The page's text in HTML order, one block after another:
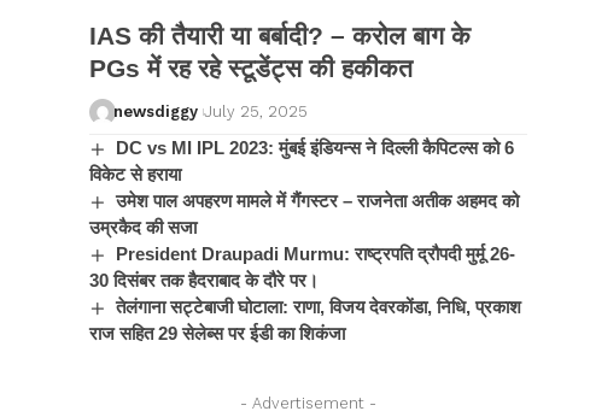
IAS की तैयारी या बर्बादी? – करोल बाग के
PGs में रह रहे स्टूडेंट्स की हकीकत
newsdiggy July 25, 2025
DC vs MI IPL 2023: मुंबई इंडियन्स ने दिल्ली कैपिटल्स को 6
विकेट से हराया
उमेश पाल अपहरण मामले में गैंगस्टर – राजनेता अतीक अहमद को
उम्रकैद की सजा
President Draupadi Murmu: राष्ट्रपति द्रौपदी मुर्मू 26-
30 दिसंबर तक हैदराबाद के दौरे पर।
तेलंगाना सट्टेबाजी घोटाला: राणा, विजय देवरकोंडा, निधि, प्रकाश
राज सहित 29 सेलेब्स पर ईडी का शिकंजा
- Advertisement -